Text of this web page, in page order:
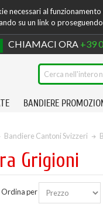
al
su un link o
CHIAMACI ORA +39
BANDIERE
Bandiere Cantoni Svizzeri
Grigioni
Ordina per